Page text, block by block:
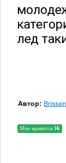
лед
Автор: Brissen
Мне нравится 36